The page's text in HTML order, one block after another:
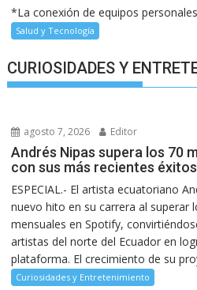
*La conexión de equipos
Salud y Tecnología
CURIOSIDADES Y
agosto 7, 2026 Editor
Andrés Nipas supera los 70
con sus más recientes éxitos
ESPECIAL.- El artista ecuatoriano
nuevo hito en su carrera al superar
mensuales en Spotify,
artistas del norte del Ecuador en
plataforma. El crecimiento de su
Curiosidades y Entretenimiento